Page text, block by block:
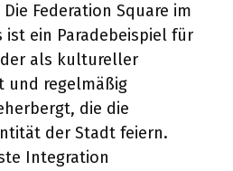
Federation Square im
ist ein Paradebeispiel für
als kultureller
und regelmäßig
die die
der Stadt feiern.
Integration